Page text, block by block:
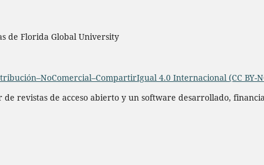
de Florida Global University
4.0 Internacional (CC BY-
de revistas de acceso abierto y un software desarrollado,